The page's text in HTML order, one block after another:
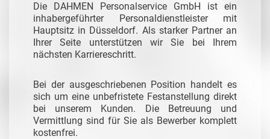
Die DAHMEN Personalservice GmbH ist ein
inhabergeführter Personaldienstleister mit
Hauptsitz in Düsseldorf. Als starker Partner an
Ihrer Seite unterstützen wir Sie bei Ihrem
nächsten Karriereschritt.
Bei der ausgeschriebenen Position handelt es
sich um eine unbefristete Festanstellung direkt
bei unserem Kunden. Die Betreuung und
Vermittlung sind für Sie als Bewerber komplett
kostenfrei.